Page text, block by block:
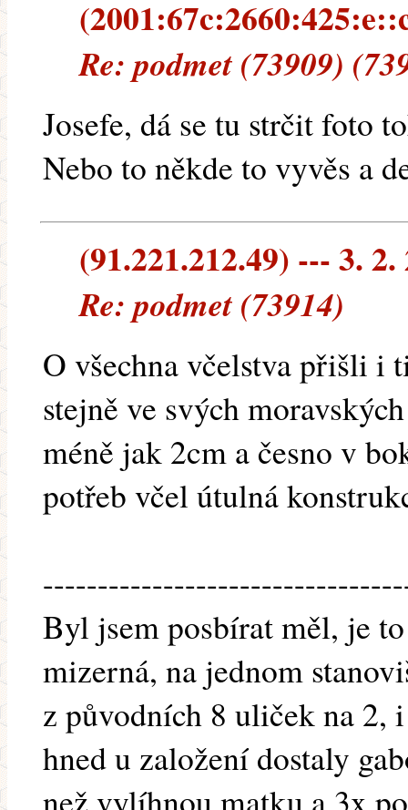
Re: podmet (73909)
Josefe, dá se tu strčit foto
Nebo to někde to vyvěs a
(91.221.212.49) --- 3. 2.
Re: podmet (73914)
O všechna včelstva přišli i
stejně ve svých
méně jak 2cm a česno v
potřeb včel útulná
Byl jsem posbírat měl, je
mizerná, na jednom
z původních 8 uliček na
hned u založení dostaly
než vylíhnou matku a 3x